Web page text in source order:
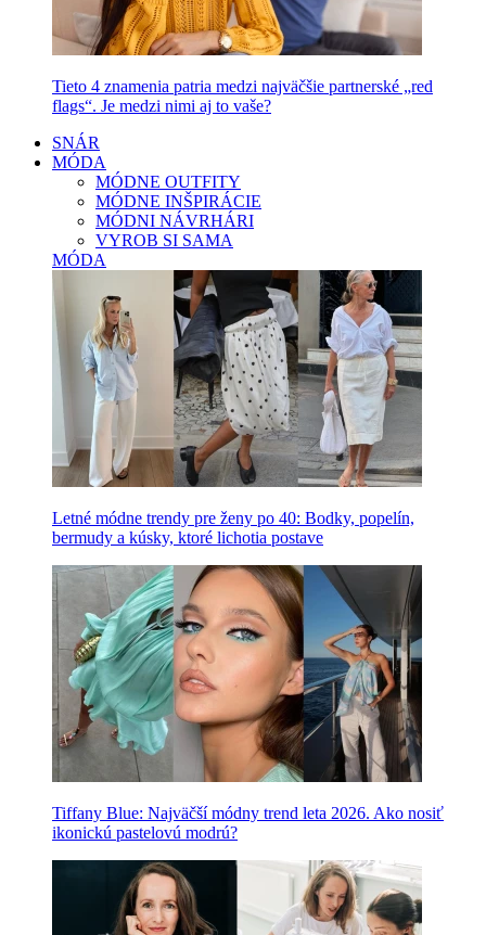
Tieto 4 znamenia patria medzi najväčšie partnerské „red
flags“. Je medzi nimi aj to vaše?
SNÁR
MÓDA
MÓDNE OUTFITY
MÓDNE INŠPIRÁCIE
MÓDNI NÁVRHÁRI
VYROB SI SAMA
MÓDA
Letné módne trendy pre ženy po 40: Bodky, popelín,
bermudy a kúsky, ktoré lichotia postave
Tiffany Blue: Najväčší módny trend leta 2026. Ako nosiť
ikonickú pastelovú modrú?